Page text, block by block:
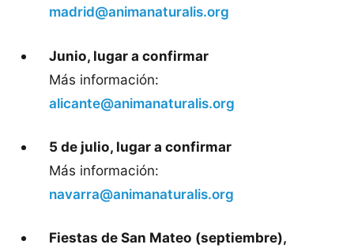
madrid@animanaturalis.org
Junio, lugar a confirmar
Más información:
alicante@animanaturalis.org
5 de julio, lugar a confirmar
Más información:
navarra@animanaturalis.org
Fiestas de San Mateo (septiembre),